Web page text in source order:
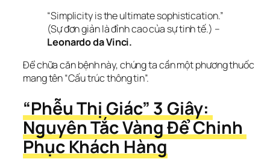
“Simplicity is the ultimate sophistication.”
Leonardo da Vinci.
Để chữa căn bệnh này, chúng ta cần một phương thuốc
mang tên “Cấu trúc thông tin”.
“Phễu Thị Giác” 3 Giây:
Nguyên Tắc Vàng Để Chinh
Phục Khách Hàng